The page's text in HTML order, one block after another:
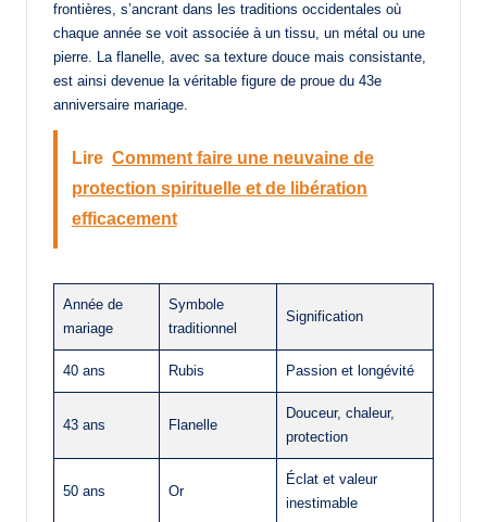
frontières, s’ancrant dans les traditions occidentales où
chaque année se voit associée à un tissu, un métal ou une
pierre. La flanelle, avec sa texture douce mais consistante,
est ainsi devenue la véritable figure de proue du 43e
anniversaire mariage.
Lire Comment faire une neuvaine de
protection spirituelle et de libération
efficacement
Année de
mariage
Symbole
traditionnel
Signification
40 ans Rubis Passion et longévité
43 ans Flanelle
Douceur, chaleur,
protection
50 ans Or
Éclat et valeur
inestimable